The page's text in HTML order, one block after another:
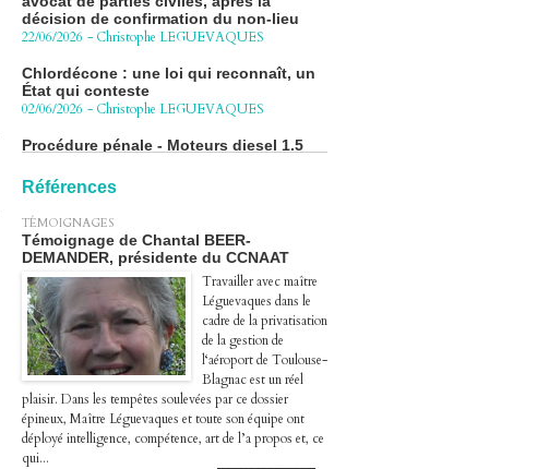
22/06/2026 -Christophe LEGUEVAQUES
Chlordécone : une loi qui reconnaît, un
État qui conteste
02/06/2026 -Christophe LEGUEVAQUES
Procédure pénale - Moteurs diesel 1.5
BlueHDi : complément de plainte contre
le Groupe STELLANTIS
27/04/2026
Péage autoroute : tout savoir (ou
presque) sur l'action collective ouverte
le 2 avril
07/04/2026 -Christophe LEGUEVAQUES
Références
TÉMOIGNAGES
Témoignage de Chantal BEER-
DEMANDER, présidente du CCNAAT
Travailler avec maître
Léguevaques dans le
cadre de la privatisation
de la gestion de
l‘aéroport de Toulouse-
Blagnac est un réel
plaisir. Dans les tempêtes soulevées par ce dossier
épineux, Maître Léguevaques et toute son équipe ont
déployé intelligence, compétence, art de l’a propos et, ce
qui...